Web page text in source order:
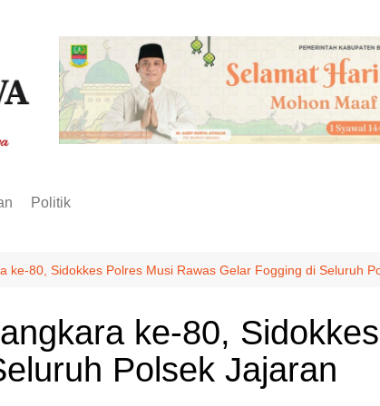
Politik
ke-80, Sidokkes Polres Musi Rawas Gelar Fogging di Seluruh
ke-80,
Polsek Jajaran